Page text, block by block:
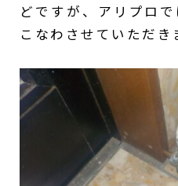
どですが、アリプロ
こなわさせていただき